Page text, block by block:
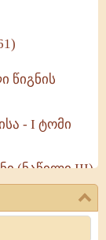
წიგნის
- I ტომი
(ნაწილი III)